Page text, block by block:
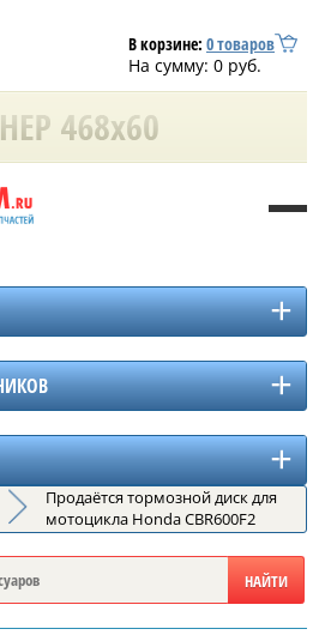
В корзине: 0товаров
На сумму: 0 руб.
Продаётся тормозной диск для
мотоцикла Honda CBR600F2